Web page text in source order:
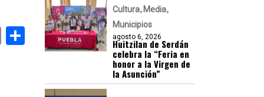
EmailCompartir
Cultura Media
Municipios
agosto 6, 2026
Huitzilan de Serdán
celebra la “Feria en
honor a la Virgen de
la Asunción”